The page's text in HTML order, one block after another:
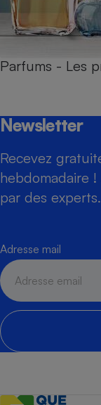
Parfums - Les
Newsletter
Recevez
hebdomadaire
par des experts.
Adresse mail